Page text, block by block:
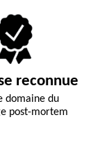
reconnue
domaine du
post-mortem